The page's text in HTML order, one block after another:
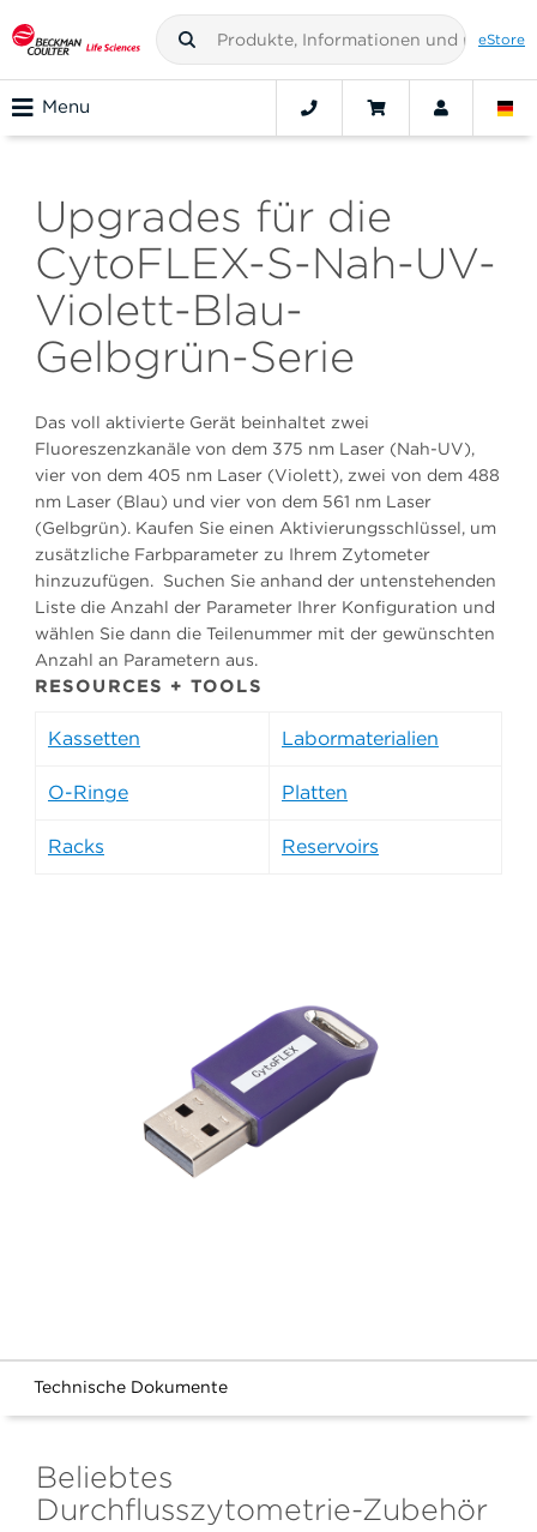
eStore
Menu
Upgrades für die
CytoFLEX-S-Nah-UV-
Violett-Blau-
Gelbgrün-Serie
Das voll aktivierte Gerät beinhaltet zwei
Fluoreszenzkanäle von dem 375 nm Laser (Nah-UV),
vier von dem 405 nm Laser (Violett), zwei von dem 488
nm Laser (Blau) und vier von dem 561 nm Laser
(Gelbgrün). Kaufen Sie einen Aktivierungsschlüssel, um
zusätzliche Farbparameter zu Ihrem Zytometer
hinzuzufügen. Suchen Sie anhand der untenstehenden
Liste die Anzahl der Parameter Ihrer Konfiguration und
wählen Sie dann die Teilenummer mit der gewünschten
Anzahl an Parametern aus.
RESOURCES + TOOLS
Kassetten Labormaterialien
O-Ringe Platten
Racks Reservoirs
Technische Dokumente
Beliebtes
Durchflusszytometrie-Zubehör